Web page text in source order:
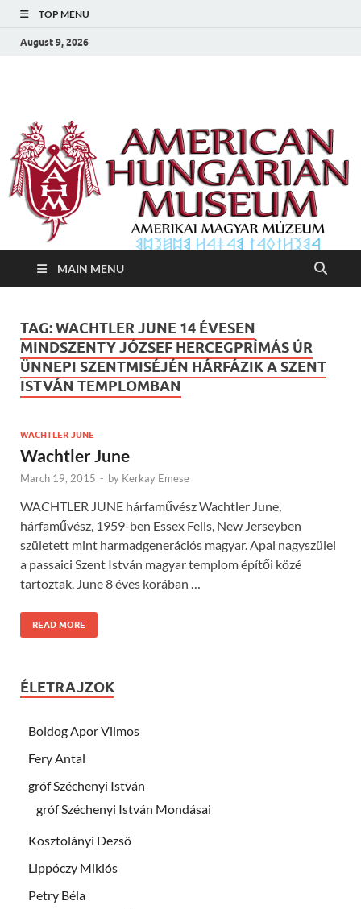
TOP MENU
August 9, 2026
Amerikai Magyar
Múzeum
MAIN MENU
TAG:WACHTLER JUNE 14 ÉVESEN
MINDSZENTY JÓZSEF HERCEGPRÍMÁS ÚR
ÜNNEPI SZENTMISÉJÉN HÁRFÁZIK A SZENT
ISTVÁN TEMPLOMBAN
WACHTLER JUNE
Wachtler June
March 19, 2015 - by Kerkay Emese
WACHTLER JUNE hárfaművész Wachtler June,
hárfaművész, 1959-ben Essex Fells, New Jerseyben
született mint harmadgenerációs magyar. Apai nagyszülei
a passaici Szent István magyar templom építői közé
tartoztak. June 8 éves korában …
READ MORE
ÉLETRAJZOK
Boldog Apor Vilmos
Fery Antal
gróf Széchenyi István
gróf Széchenyi István Mondásai
Kosztolányi Dezsö
Lippóczy Miklós
Petry Béla